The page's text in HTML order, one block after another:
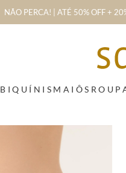
NÃO PERCA! | ATÉ 50% OFF +
BIQUÍNIS MAIÔS